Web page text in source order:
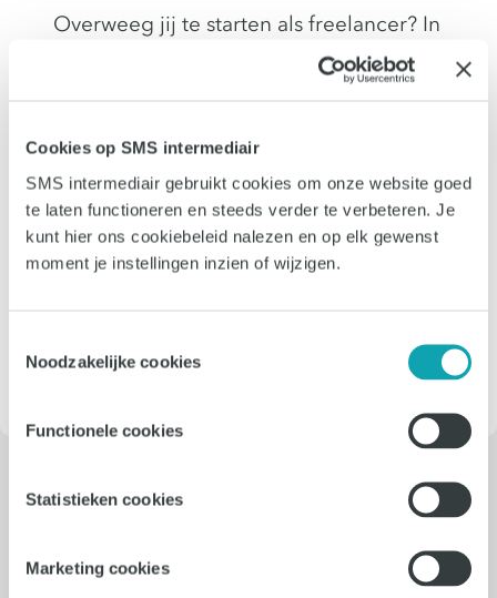
Cookies op SMS intermediair
SMS intermediair gebruikt cookies om onze website goed
te laten functioneren en steeds verder te verbeteren. Je
kunt hier ons cookiebeleid nalezen en op elk gewenst
moment je instellingen inzien of wijzigen.
Noodzakelijke cookies
Functionele cookies
Statistieken cookies
Marketing cookies
Overweeg jij te starten als freelancer? In
dit blog lees je de ervaringen van Linda
van Gend, freelance marketing- en
januari dit jaar als ZZP-er.
Lees verder
Onze nieuwste vacatures: vast,
interim en freelance